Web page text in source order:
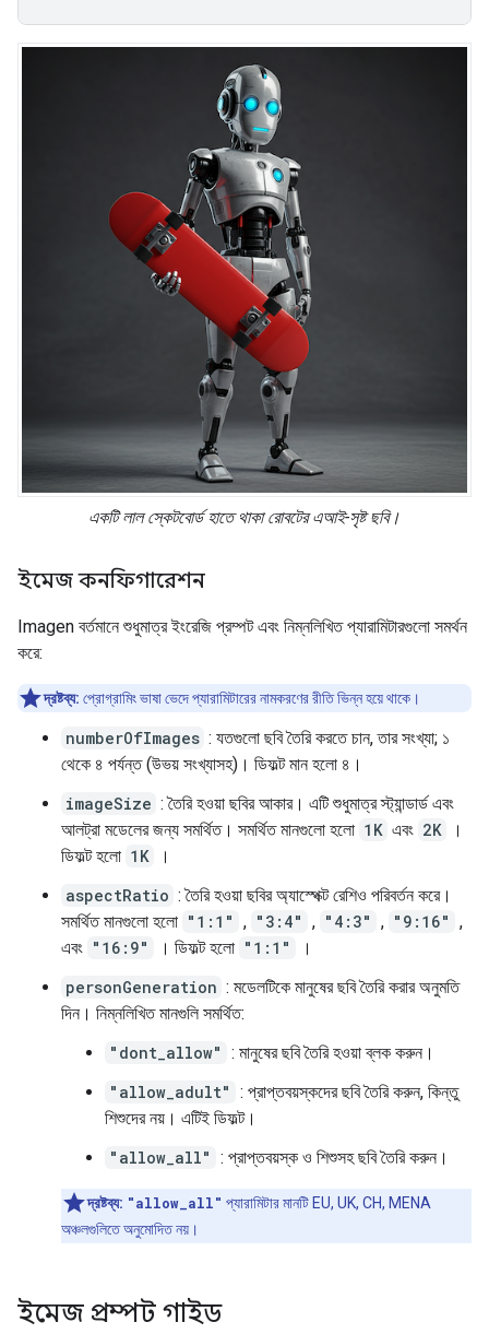
একটি লাল স্কেটবোর্ড হাতে থাকা রোবটের এআই-সৃষ্ট ছবি।
ইমেজ কনফিগারেশন
Imagen বর্তমানে শুধুমাত্র ইংরেজি প্রম্পট এবং নিম্নলিখিত প্যারামিটারগুলো সমর্থন
করে:
দ্রষ্টব্য: প্রোগ্রামিং ভাষা ভেদে প্যারামিটারের নামকরণের রীতি ভিন্ন হয়ে থাকে।
numberOfImages : যতগুলো ছবি তৈরি করতে চান, তার সংখ্যা; ১
থেকে ৪ পর্যন্ত (উভয় সংখ্যাসহ)। ডিফল্ট মান হলো ৪।
imageSize : তৈরি হওয়া ছবির আকার। এটি শুধুমাত্র স্ট্যান্ডার্ড এবং
আলট্রা মডেলের জন্য সমর্থিত। সমর্থিত মানগুলো হলো 1K এবং 2K
।
ডিফল্ট হলো 1K
।
aspectRatio : তৈরি হওয়া ছবির অ্যাস্পেক্ট রেশিও পরিবর্তন করে।
সমর্থিত মানগুলো হলো "1:1" , "3:4" , "4:3" , "9:16" ,
এবং "16:9" । ডিফল্ট হলো "1:1"
।
personGeneration : মডেলটিকে মানুষের ছবি তৈরি করার অনুমতি
দিন। নিম্নলিখিত মানগুলি সমর্থিত:
"dont_allow" : মানুষের ছবি তৈরি হওয়া ব্লক করুন।
"allow_adult" : প্রাপ্তবয়স্কদের ছবি তৈরি করুন, কিন্তু
শিশুদের নয়। এটিই ডিফল্ট।
"allow_all" : প্রাপ্তবয়স্ক ও শিশুসহ ছবি তৈরি করুন।
দ্রষ্টব্য: "allow_all" প্যারামিটার মানটি EU, UK, CH, MENA
অঞ্চলগুলিতে অনুমোদিত নয়।
ইমেজ প্রম্পট গাইড